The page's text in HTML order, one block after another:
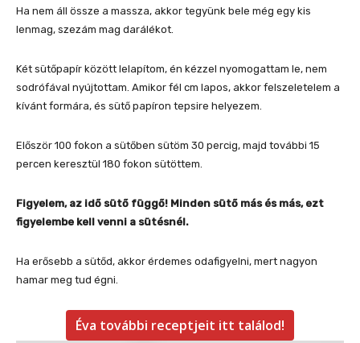
Ha nem áll össze a massza, akkor tegyünk bele még egy kis
lenmag, szezám mag darálékot.
Két sütőpapír között lelapítom, én kézzel nyomogattam le, nem
sodrófával nyújtottam. Amikor fél cm lapos, akkor felszeletelem a
kívánt formára, és sütő papíron tepsire helyezem.
Először 100 fokon a sütőben sütöm 30 percig, majd további 15
percen keresztül 180 fokon sütöttem.
Figyelem, az idő sütő függő! Minden sütő más és más, ezt
figyelembe kell venni a sütésnél.
Ha erősebb a sütőd, akkor érdemes odafigyelni, mert nagyon
hamar meg tud égni.
Éva további receptjeit itt találod!